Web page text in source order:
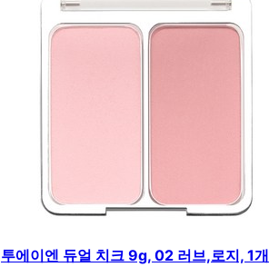
투에이엔 듀얼 치크 9g, 02 러브,로지, 1개